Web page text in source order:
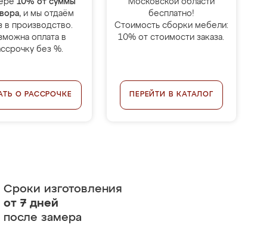
10% от суммы
, и мы отдаём
в производство.
оплата в
без %.
О РАССРОЧКЕ
Московской области
бесплатно!
Стоимость сборки мебели:
10% от стоимости заказа.
ПЕРЕЙТИ В КАТАЛОГ
Сроки изготовления
от 7 дней
после замера